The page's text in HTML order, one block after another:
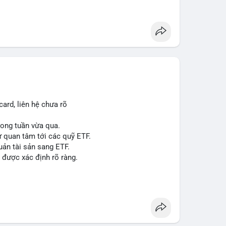
Act, mặc dù chưa có sự đồng thuận hai đảng.
giấy phép stablecoin theo khung mới nghiêm
lý, thiết lập tiền lệ cho các vụ án hình sự và
sớm, dù vẫn còn rào cản pháp lý.
#xrp #cc #sky #sand
liên hệ chưa rõ
tuần vừa qua.
tâm tới các quỹ ETF.
tài sản sang ETF.
được xác định rõ ràng.